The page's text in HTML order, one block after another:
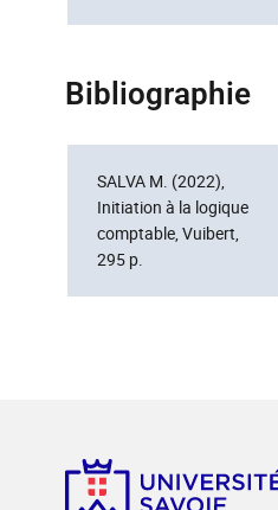
Bibliographie
SALVA M. (2022),
Initiation à la logique
comptable, Vuibert,
295 p.